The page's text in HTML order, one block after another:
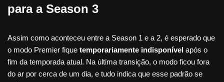
para a Season 3
Assim como aconteceu entre a Season 1 e a 2, é esperado que
o modo Premier fique temporariamente indisponível após o
fim da temporada atual. Na última transição, o modo ficou fora
do ar por cerca de um dia, e tudo indica que esse padrão se